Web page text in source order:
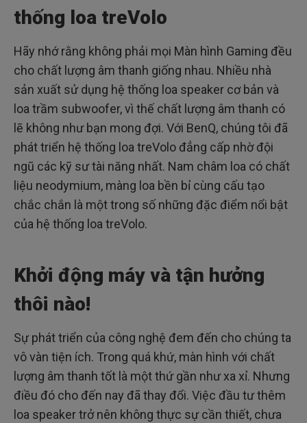
thống loa treVolo
Hãy nhớ rằng không phải mọi Màn hình Gaming đều
cho chất lượng âm thanh giống nhau. Nhiều nhà
sản xuất sử dụng hệ thống loa speaker cơ bản và
loa trầm subwoofer, vì thế chất lượng âm thanh có
lẽ không như bạn mong đợi. Với BenQ, chúng tôi đã
phát triển hệ thống loa treVolo đẳng cấp nhờ đội
ngũ các kỹ sư tài năng nhất. Nam châm loa có chất
liệu neodymium, màng loa bền bỉ cùng cấu tạo
chắc chắn là một trong số những đặc điểm nổi bật
của hệ thống loa treVolo.
Khởi động máy và tận hưởng
thôi nào!
Sự phát triển của công nghệ đem đến cho chúng ta
vô vàn tiện ích. Trong quá khứ, màn hình với chất
lượng âm thanh tốt là một thứ gần như xa xỉ. Nhưng
điều đó cho đến nay đã thay đổi. Việc đầu tư thêm
loa speaker trở nên không thực sự cần thiết, chưa